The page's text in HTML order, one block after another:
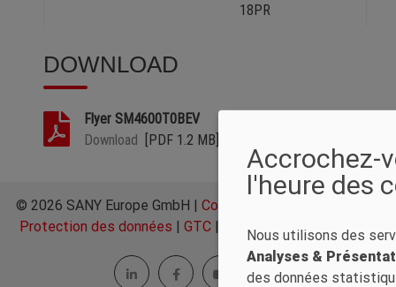
18PR
DOWNLOAD
Flyer SM4600T0BEV
Download [PDF 1.2 MB]
© 2026 SANY Europe GmbH | Contact
Protection des données | GTC| Paramètres des cookies
Accrochez-
l'heure des
Nous utilisons des
Analyses &
des données